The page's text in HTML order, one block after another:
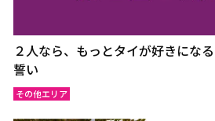
２人なら、もっとタイが好きにな
誓い
その他エリア